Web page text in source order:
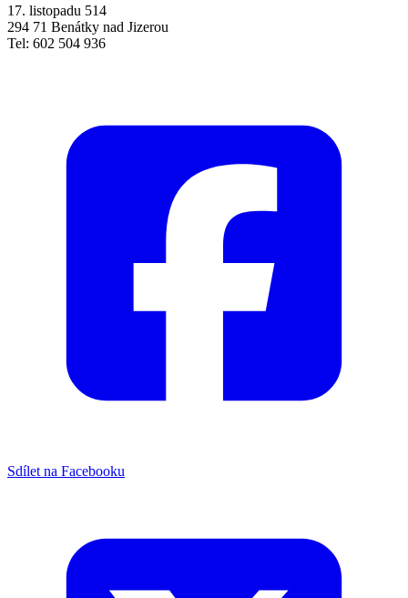
17. listopadu 514
294 71 Benátky nad Jizerou
Tel: 602 504 936
Sdílet na Facebooku